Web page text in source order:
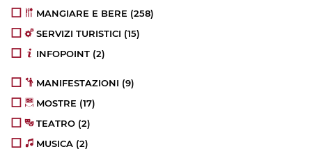
MANGIARE E BERE (258)
SERVIZI TURISTICI (15)
INFOPOINT (2)
MANIFESTAZIONI (9)
MOSTRE (17)
TEATRO (2)
MUSICA (2)